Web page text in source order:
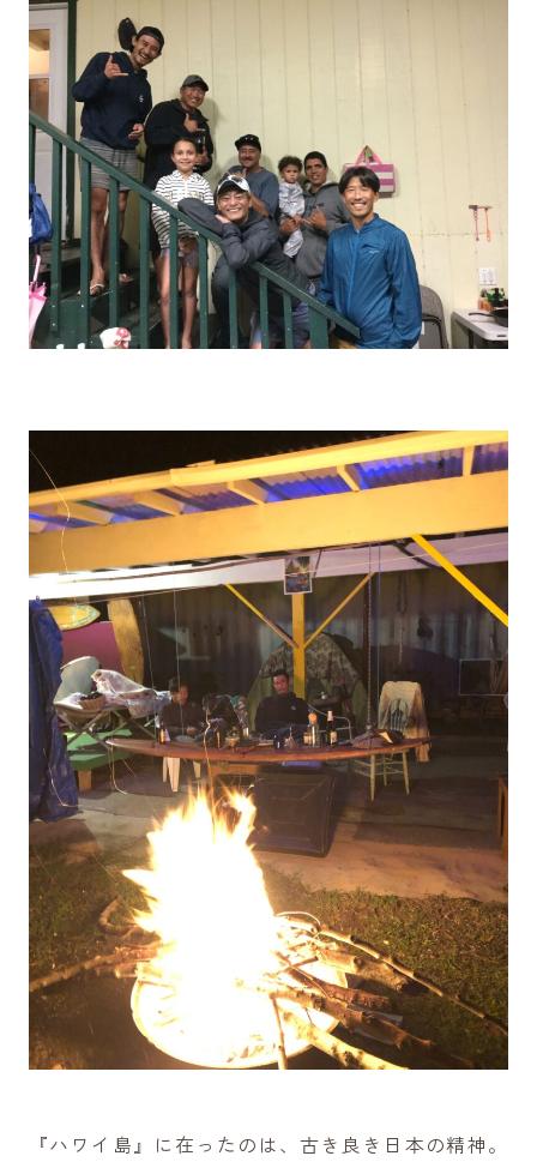
『ハワイ島』に在ったのは、古き良き日本の精神。